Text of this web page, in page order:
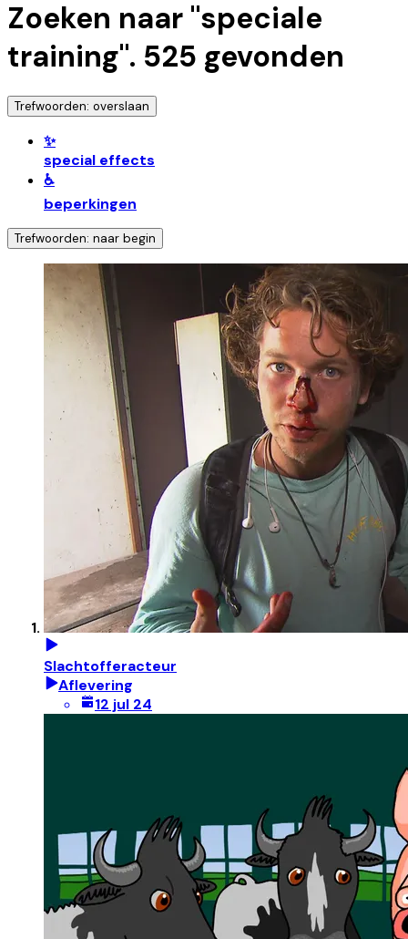
Zoeken naar "speciale
training". 525 gevonden
Trefwoorden: overslaan
✨
special effects
♿
beperkingen
Trefwoorden: naar begin
Slachtofferacteur
Aflevering
12 jul 24